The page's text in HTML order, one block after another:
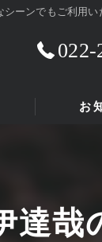
シーンでもご利用
022-
お
達哉